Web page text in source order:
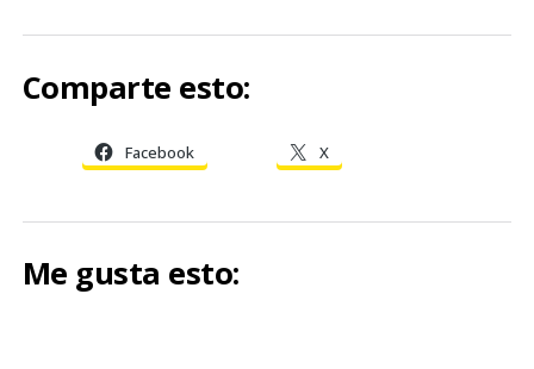
Comparte esto:
Facebook X
Me gusta esto: